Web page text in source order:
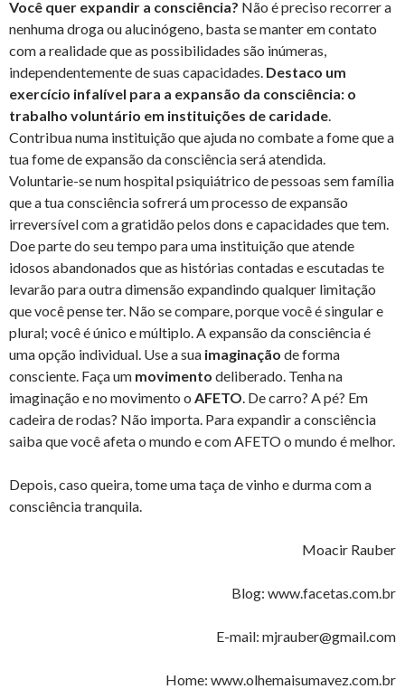
Você quer expandir a consciência? Não é preciso recorrer a
nenhuma droga ou alucinógeno, basta se manter em contato
com a realidade que as possibilidades são inúmeras,
independentemente de suas capacidades. Destaco um
exercício infalível para a expansão da consciência: o
trabalho voluntário em instituições de caridade
Contribua numa instituição que ajuda no combate a fome que a
tua fome de expansão da consciência será atendida.
Voluntarie-se num hospital psiquiátrico de pessoas sem família
que a tua consciência sofrerá um processo de expansão
irreversível com a gratidão pelos dons e capacidades que tem.
Doe parte do seu tempo para uma instituição que atende
idosos abandonados que as histórias contadas e escutadas te
levarão para outra dimensão expandindo qualquer limitação
que você pense ter. Não se compare, porque você é singular e
plural; você é único e múltiplo. A expansão da consciência é
uma opção individual. Use a sua imaginação de forma
consciente. Faça um movimento deliberado. Tenha na
imaginação e no movimento o AFETO . De carro? A pé? Em
cadeira de rodas? Não importa. Para expandir a consciência
saiba que você afeta o mundo e com AFETO o mundo é melhor.
Depois, caso queira, tome uma taça de vinho e durma com a
consciência tranquila.
Moacir Rauber
Blog: www.facetas.com.br
E-mail: mjrauber@gmail.com
Home: www.olhemaisumavez.com.br